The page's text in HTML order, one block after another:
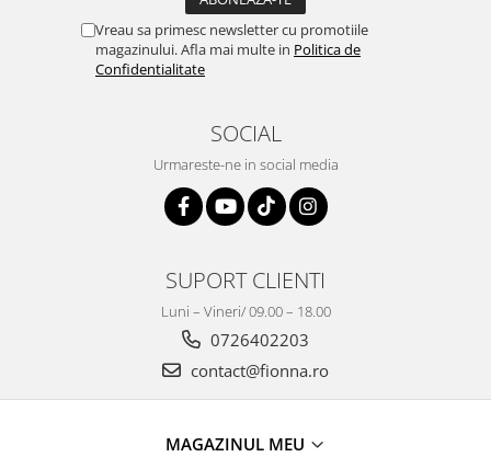
Vreau sa primesc newsletter cu promotiile
magazinului. Afla mai multe in Politica de
Confidentialitate
SOCIAL
Urmareste-ne in social media
SUPORT CLIENTI
Luni – Vineri/ 09.00 – 18.00
0726402203
contact@fionna.ro
MAGAZINUL MEU